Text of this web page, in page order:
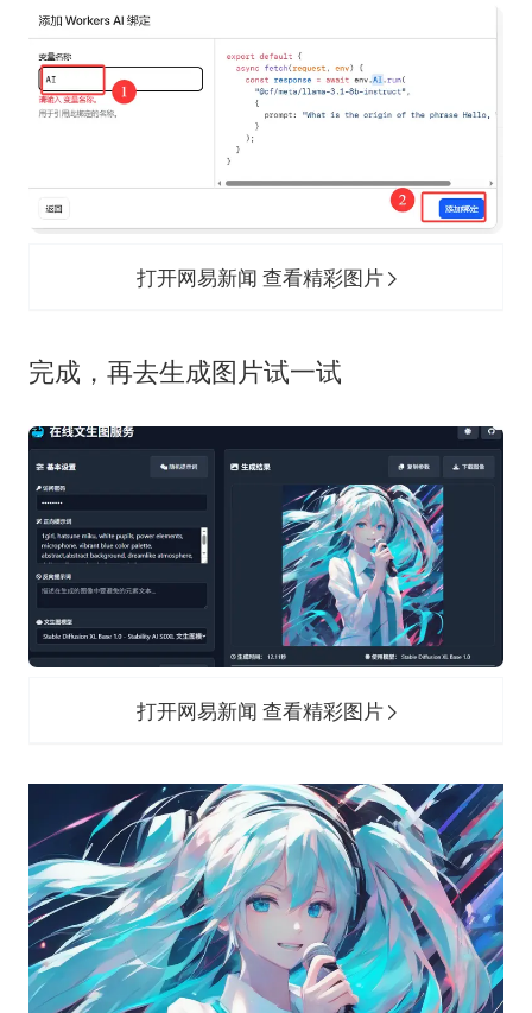
打开网易新闻 查看精彩图片
完成，再去生成图片试一试
打开网易新闻 查看精彩图片